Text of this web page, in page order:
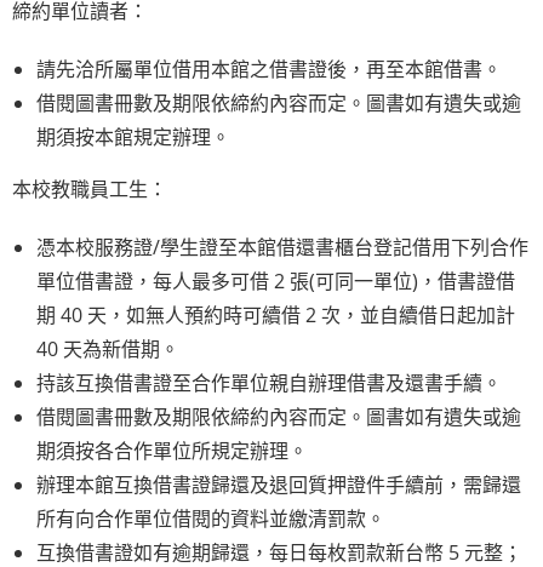
締約單位讀者：
請先洽所屬單位借用本館之借書證後，再至本館借書。
借閱圖書冊數及期限依締約內容而定。圖書如有遺失或逾
期須按本館規定辦理。
本校教職員工生：
憑本校服務證/學生證至本館借還書櫃台登記借用下列合作
單位借書證，每人最多可借 2 張(可同一單位)，借書證借
期 40 天，如無人預約時可續借 2 次，並自續借日起加計
40 天為新借期。
持該互換借書證至合作單位親自辦理借書及還書手續。
借閱圖書冊數及期限依締約內容而定。圖書如有遺失或逾
期須按各合作單位所規定辦理。
辦理本館互換借書證歸還及退回質押證件手續前，需歸還
所有向合作單位借閱的資料並繳清罰款。
互換借書證如有逾期歸還，每日每枚罰款新台幣 5 元整；